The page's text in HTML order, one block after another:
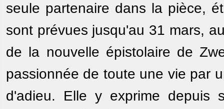
seule partenaire dans la pièce,
sont prévues jusqu'au 31 mars,
de la nouvelle épistolaire de
passionnée de toute une vie par
d'adieu. Elle y exprime depuis